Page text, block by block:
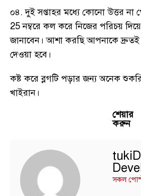
০৪. দুই সপ্তাহর মধ্যে কোনো উত্তর
25 নম্বরে কল করে নিজের পরিচয়
জানাবেন। আশা করছি আপনাকে দ্রুতই
দেওয়া হবে।
কষ্ট করে ব্লগটি পড়ার জন্য অনেক
খাইরান।
শেয়ার
করুন
সকল